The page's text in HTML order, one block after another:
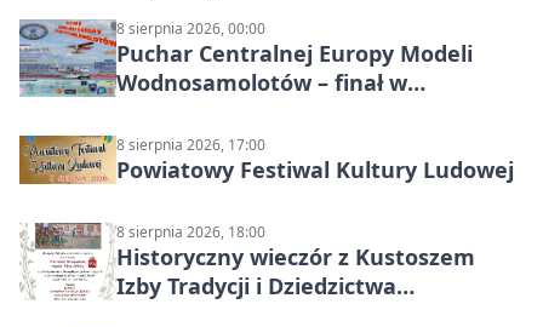
8 sierpnia 2026, 00:00
Puchar Centralnej Europy Modeli
Wodnosamolotów – finał w
8 sierpnia 2026, 17:00
Powiatowy Festiwal Kultury Ludowej
8 sierpnia 2026, 18:00
Historyczny wieczór z Kustoszem
Izby Tradycji i Dziedzictwa